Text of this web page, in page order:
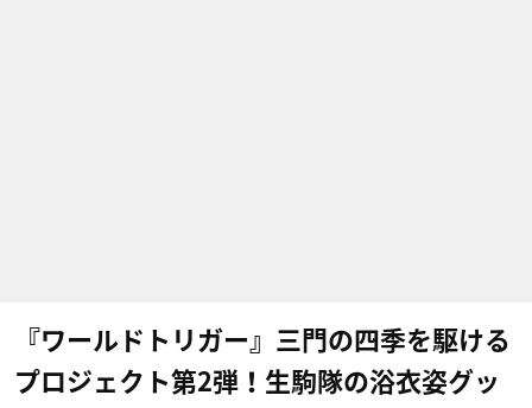
『ワールドトリガー』三門の四季を駆ける
プロジェクト第2弾！生駒隊の浴衣姿グッ